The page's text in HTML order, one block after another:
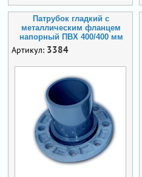
Патрубок гладкий с
металлическим фланцем
напорный ПВХ 400/400 мм
Артикул: 3384